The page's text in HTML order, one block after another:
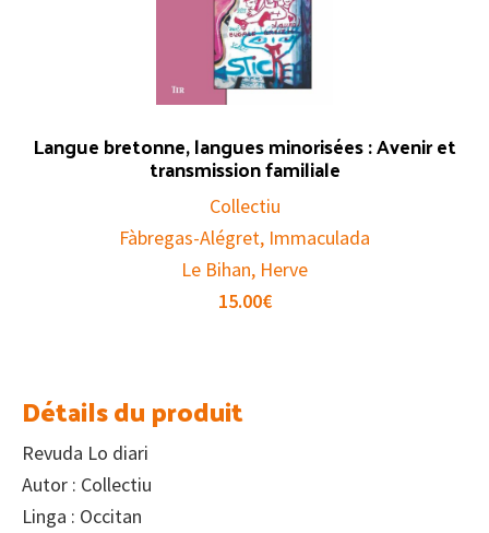
Langue bretonne, langues minorisées : Avenir et
transmission familiale
Collectiu
Fàbregas-Alégret, Immaculada
Le Bihan, Herve
15.00€
Détails du produit
Revuda Lo diari
Autor : Collectiu
Linga : Occitan